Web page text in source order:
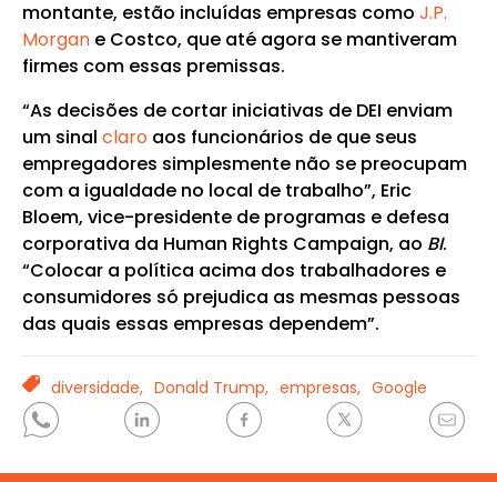
montante, estão incluídas empresas como J.P.
Morgane Costco, que até agora se mantiveram
firmes com essas premissas.
“As decisões de cortar iniciativas de DEI enviam
um sinal claroaos funcionários de que seus
empregadores simplesmente não se preocupam
com a igualdade no local de trabalho”, Eric
Bloem, vice-presidente de programas e defesa
corporativa da Human Rights Campaign, ao BI.
“Colocar a política acima dos trabalhadores e
consumidores só prejudica as mesmas pessoas
das quais essas empresas dependem”.
TAGSdiversidade, Donald Trump, empresas, Google